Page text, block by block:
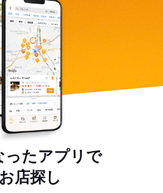
ったアプリで
店探し